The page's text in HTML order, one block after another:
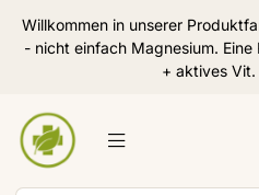
Willkommen in unserer
- nicht einfach Magnesium.
+ aktives Vit.